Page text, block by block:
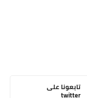
تابعونا على
twitter